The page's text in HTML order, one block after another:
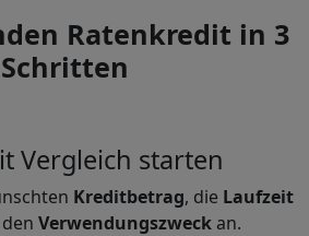
Ratenkredit in 3
Schritten
Vergleich starten
Kreditbetrag, die Laufzeit
Verwendungszweckan.